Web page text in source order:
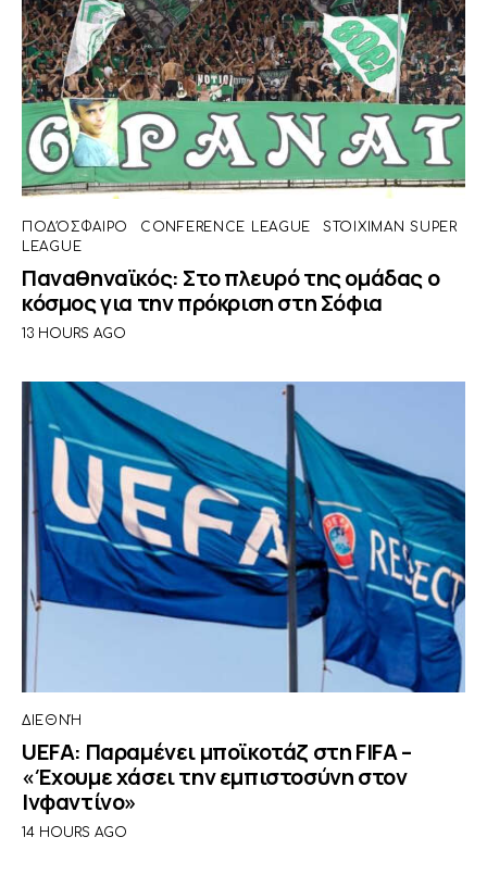
ΠΟΔΌΣΦΑΙΡΟ CONFERENCE LEAGUE
STOIXIMAN SUPER
LEAGUE
Παναθηναϊκός: Στο πλευρό της ομάδας ο
κόσμος για την πρόκριση στη Σόφια
13 HOURS AGO
ΔΙΕΘΝΉ
UEFA: Παραμένει μποϊκοτάζ στη FIFA –
«Έχουμε χάσει την εμπιστοσύνη στον
Ινφαντίνο»
14 HOURS AGO